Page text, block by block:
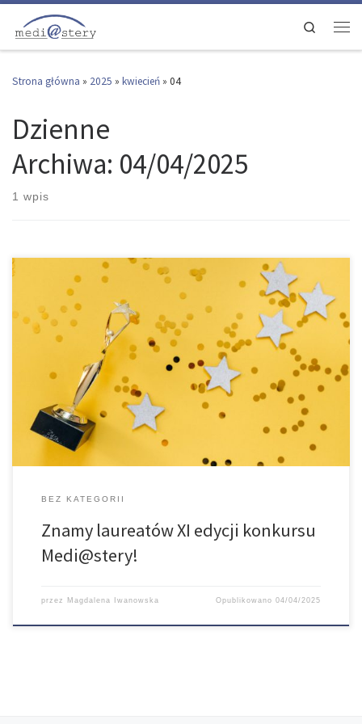
Przejdź do treści
Search
Strona główna » 2025 » kwiecień » 04
Dzienne
Archiwa: 04/04/2025
1 wpis
Z przyjemnością informujemy, że Kapituła Konkursu wyłoniła grono
Laureatów i Laureatek XI edycji Ogólnopolskiego Konkursu na
Najlepszą Pracę Magisterską z Wiedzy o Mediach – Medi@stery.
Gratulacje! Anna Grabowska I miejsce Art. Branding – promocja przez
sztukę. Charakterystyka i analiza zjawiska w oparciu o wybrane
przykłady promotor: dr hab. Weronika Świerczyńska-Głownia, […]
BEZ KATEGORII
Znamy laureatów XI edycji konkursu
Medi@stery!
przez Magdalena Iwanowska Opublikowano04/04/2025